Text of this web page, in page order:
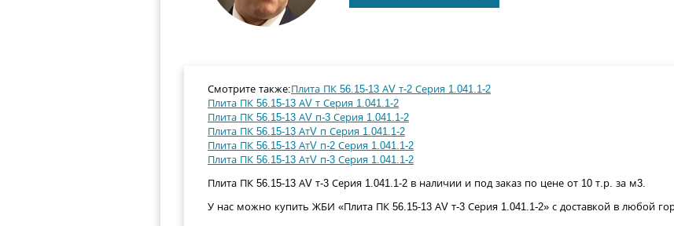
Смотрите также:Плита ПК 56.15-13 АV т-2 Серия 1.041.1-2
Плита ПК 56.15-13 АV т Серия 1.041.1-2
Плита ПК 56.15-13 АV п-3 Серия 1.041.1-2
Плита ПК 56.15-13 АтV п Серия 1.041.1-2
Плита ПК 56.15-13 АтV п-2 Серия 1.041.1-2
Плита ПК 56.15-13 АтV п-3 Серия 1.041.1-2
Плита ПК 56.15-13 АV т-3 Серия 1.041.1-2 в наличии и под заказ по цене от 10 т.р. за м3.
У нас можно купить ЖБИ «Плита ПК 56.15-13 АV т-3 Серия 1.041.1-2» с доставкой в любой